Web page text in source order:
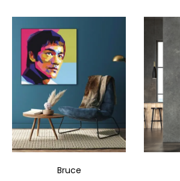
Bruce